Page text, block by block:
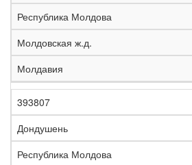
Республика Молдова
Молдовская ж.д.
Молдавия
393807
Дондушень
Республика Молдова